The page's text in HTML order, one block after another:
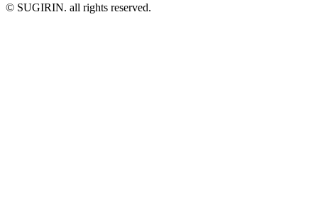
© SUGIRIN. all rights reserved.